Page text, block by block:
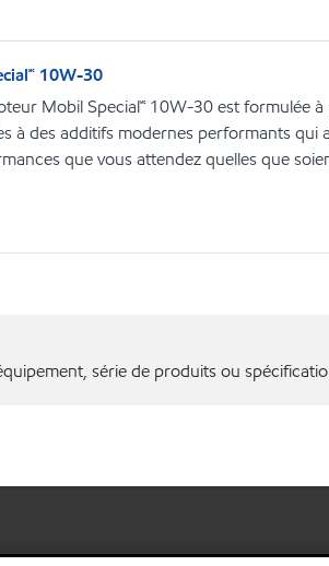
10W-30
Mobil Special🅪 10W-30 est formulée
à des additifs modernes performants
que vous attendez quelles que
série de produits ou